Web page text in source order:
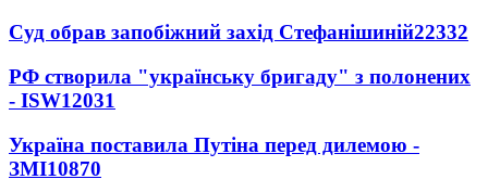
Суд обрав запобіжний захід Стефанішиній22332
РФ створила "українську бригаду" з полонених
- ISW12031
Україна поставила Путіна перед дилемою -
ЗМІ10870